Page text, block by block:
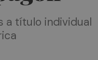
a título individual